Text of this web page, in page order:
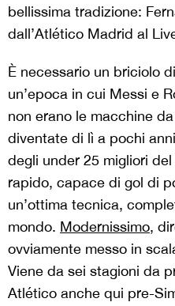
bellissima tradizione:
dall’Atlético Madrid al
È necessario un briciolo
un’epoca in cui Messi e
non erano le macchine
diventate di lì a pochi
degli under 25 migliori
rapido, capace di gol di
un’ottima tecnica,
mondo. Modernissimo,
ovviamente messo in
Viene da sei stagioni da
Atlético anche qui pre-